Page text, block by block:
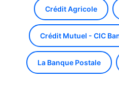
Crédit Agricole
Crédit Mutuel - CIC
La Banque Postale